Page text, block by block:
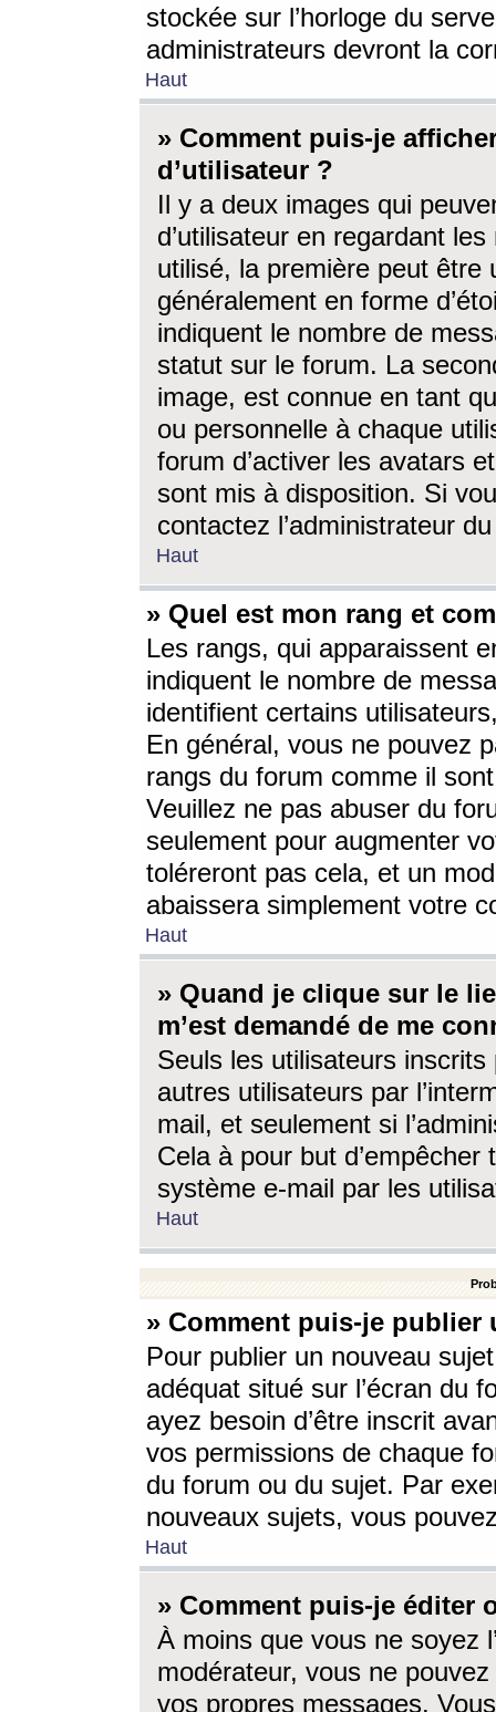
stockée sur l’horloge du
administrateurs devront la
Haut
» Comment puis-je
d’utilisateur ?
Il y a deux images qui
d’utilisateur en regardant
utilisé, la première peut être
généralement en forme
indiquent le nombre de
statut sur le forum. La
image, est connue en tant
ou personnelle à chaque
forum d’activer les avatars
sont mis à disposition. Si
contactez l’administrateur
Haut
» Quel est mon rang et
Les rangs, qui apparaissent
indiquent le nombre de
identifient certains
En général, vous ne pouvez
rangs du forum comme il
Veuillez ne pas abuser du
seulement pour augmenter
toléreront pas cela, et un
abaissera simplement votre
Haut
» Quand je clique sur le
m’est demandé de me
Seuls les utilisateurs
autres utilisateurs par
mail, et seulement si
Cela à pour but
système e-mail par les
Haut
» Comment puis-je
Pour publier un nouveau
adéquat situé sur l’écran du
ayez besoin d’être inscrit
vos permissions de chaque
du forum ou du sujet. Par
nouveaux sujets, vous
Haut
» Comment puis-je éditer
À moins que vous ne soyez
modérateur, vous ne
vos propres messages.